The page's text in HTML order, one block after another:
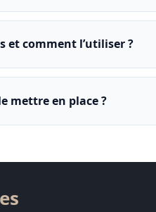
et comment l’utiliser ?
mettre en place ?